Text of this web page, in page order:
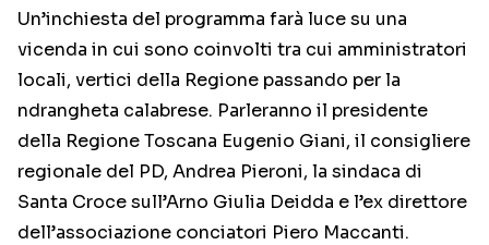
Un’inchiesta del programma farà luce su una
vicenda in cui sono coinvolti tra cui amministratori
locali, vertici della Regione passando per la
ndrangheta calabrese. Parleranno il presidente
della Regione Toscana Eugenio Giani, il consigliere
regionale del PD, Andrea Pieroni, la sindaca di
Santa Croce sull’Arno Giulia Deidda e l’ex direttore
dell’associazione conciatori Piero Maccanti.